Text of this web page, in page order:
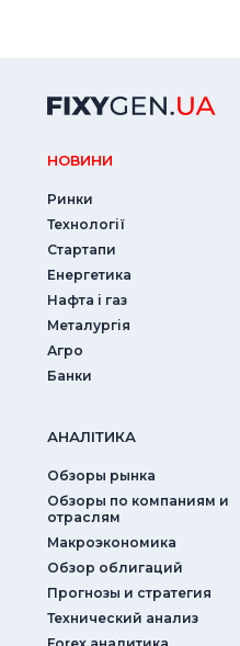
НОВИНИ
Ринки
Технології
Стартапи
Енергетика
Нафта і газ
Металургія
Агро
Банки
АНАЛIТИКА
Обзоры рынка
Обзоры по компаниям и
отраслям
Макроэкономика
Обзор облигаций
Прогнозы и стратегия
Технический анализ